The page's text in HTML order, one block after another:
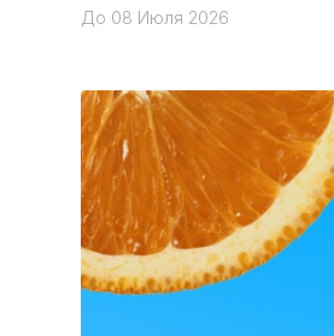
Фотогалерея
Рекламодателям
Документы
Свободные помещения
Презентация ТК Галерея
Развитие инфраструктуры
До 08 Июля 2026